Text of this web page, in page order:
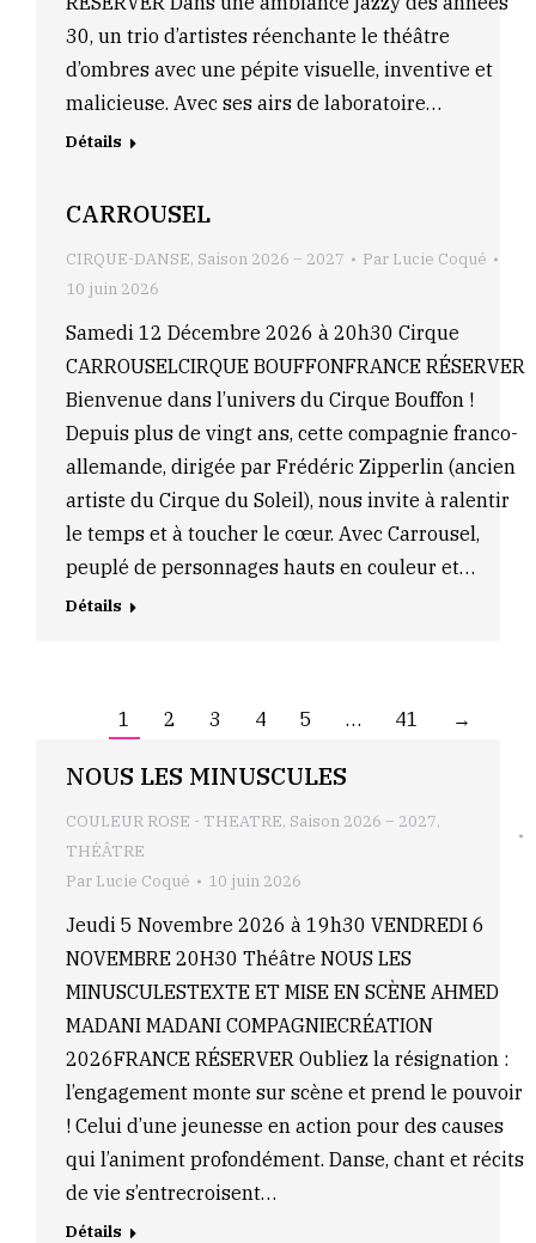
30, un trio d’artistes réenchante le théâtre
d’ombres avec une pépite visuelle, inventive et
malicieuse. Avec ses airs de laboratoire…
Détails
CARROUSEL
CIRQUE-DANSE, Saison 2026 – 2027 Par Lucie Coqué
10 juin 2026
Samedi 12 Décembre 2026 à 20h30 Cirque
CARROUSELCIRQUE BOUFFONFRANCE RÉSERVER
Bienvenue dans l’univers du Cirque Bouffon !
Depuis plus de vingt ans, cette compagnie franco-
allemande, dirigée par Frédéric Zipperlin (ancien
artiste du Cirque du Soleil), nous invite à ralentir
le temps et à toucher le cœur. Avec Carrousel,
peuplé de personnages hauts en couleur et…
Détails
1 2 3 4 5 … 41 →
NOUS LES MINUSCULES
COULEUR ROSE - THEATRE, Saison 2026 – 2027,
THÉÂTRE
Par Lucie Coqué 10 juin 2026
Jeudi 5 Novembre 2026 à 19h30 VENDREDI 6
NOVEMBRE 20H30 Théâtre NOUS LES
MINUSCULESTEXTE ET MISE EN SCÈNE AHMED
MADANI MADANI COMPAGNIECRÉATION
2026FRANCE RÉSERVER Oubliez la résignation :
l’engagement monte sur scène et prend le pouvoir
! Celui d’une jeunesse en action pour des causes
qui l’animent profondément. Danse, chant et récits
de vie s’entrecroisent…
Détails